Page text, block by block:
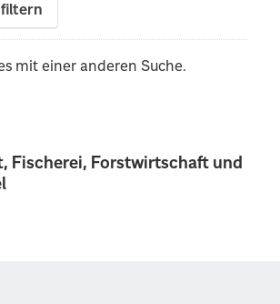
Fischerei, Forstwirtschaft und
filtern
mit einer anderen Suche.